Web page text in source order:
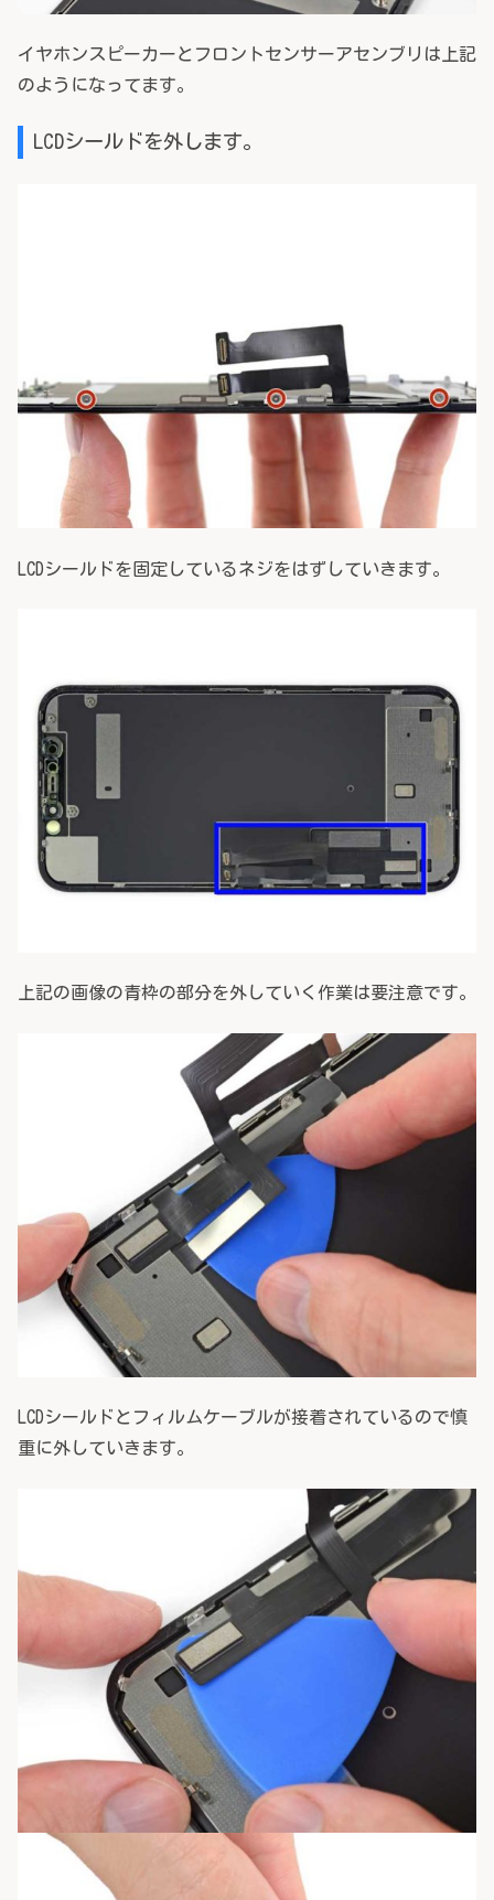
イヤホンスピーカーとフロントセンサーアセンブリは上記
のようになってます。
LCDシールドを外します。
LCDシールドを固定しているネジをはずしていきます。
上記の画像の青枠の部分を外していく作業は要注意です。
LCDシールドとフィルムケーブルが接着されているので慎
重に外していきます。